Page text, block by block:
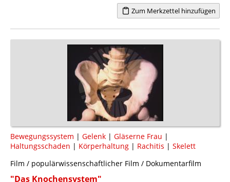
Zum Merkzettel hinzufügen
Bewegungssystem | Gelenk | Gläserne Frau |
Haltungsschaden | Körperhaltung | Rachitis | Skelett
Film / populärwissenschaftlicher Film / Dokumentarfilm
"Das Knochensystem"